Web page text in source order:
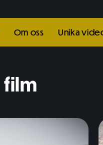
Om oss Unika
film